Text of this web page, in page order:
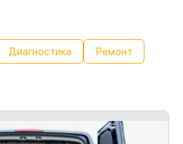
Диагностика Ремонт